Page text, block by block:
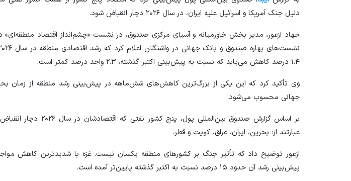
دلیل جنگ آمریکا و اسرائیل علیه ایران، در سال ۲۰۲۶ دچار انقباض شود.
جهاد ازعور، مدیر بخش خاورمیانه و آسیای مرکزی صندوق، در نشست «چشم‌انداز اقتصاد منطقه‌ای»
۱.۴ درصد کاهش می‌یابد که نسبت به پیش‌بینی اکتبر گذشته، ۲.۳ واحد درصد کمتر است.
وی تأکید کرد که این یکی از بزرگ‌ترین کاهش‌های شش‌ماهه در پیش‌بینی رشد منطقه از زمان
جهانی محسوب می‌شود.
بر اساس گزارش صندوق بین‌المللی پول، پنج کشور نفتی
عبارتند از: بحرین، ایران، عراق، کویت و قطر.
ازعور توضیح داد که تأثیر جنگ بر کشورهای منطقه یکسان نیست. غزه با شدیدترین کاهش
پیش‌بینی رشد آن حدود ۱۵ درصد نسبت به اکتبر گذشته پایین‌تر آمده است.